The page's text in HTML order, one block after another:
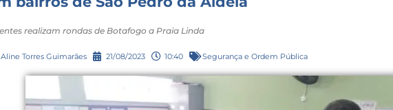
realizam rondas de Botafogo a Praia Linda
Aline Torres Guimarães 21/08/2023 10:40 Segurança e Ordem Pública